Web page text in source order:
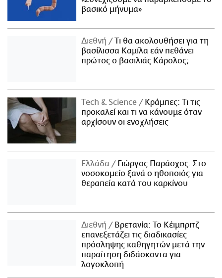
βασικό μήνυμα»
Διεθνή
Τι θα ακολουθήσει για τη
βασίλισσα Καμίλα εάν πεθάνει
πρώτος ο βασιλιάς Κάρολος;
Τech & Science
Κράμπες: Τι τις
προκαλεί και τι να κάνουμε όταν
αρχίσουν οι ενοχλήσεις
Ελλάδα
Γιώργος Παράσχος: Στο
νοσοκομείο ξανά ο ηθοποιός για
θεραπεία κατά του καρκίνου
Διεθνή
Βρετανία: Το Κέιμπριτζ
επανεξετάζει τις διαδικασίες
πρόσληψης καθηγητών μετά την
παραίτηση διδάσκοντα για
λογοκλοπή